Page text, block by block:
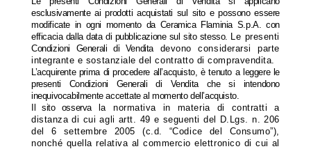
esclusivamente ai prodotti acquistati sul sito e possono essere
modificate in ogni momento da Ceramica Flaminia S.p.A. con
efficacia dalla data di pubblicazione sul sito stesso. Le presenti
Condizioni Generali di Venditadevono considerarsi parte
integrante e sostanziale del contratto di compravendita.
L’acquirente prima di procedere all’acquisto, è tenuto a leggere le
presenti Condizioni Generali di Vendita che si intendono
inequivocabilmente accettate al momento dell’acquisto.
Il sito osservala normativa in materia di contratti a
distanza di cui agli artt. 49 e seguenti del D.Lgs. n. 206
del 6 settembre 2005 (c.d. “Codice del Consumo”),
nonché quella relativa al commercio elettronico di cui al